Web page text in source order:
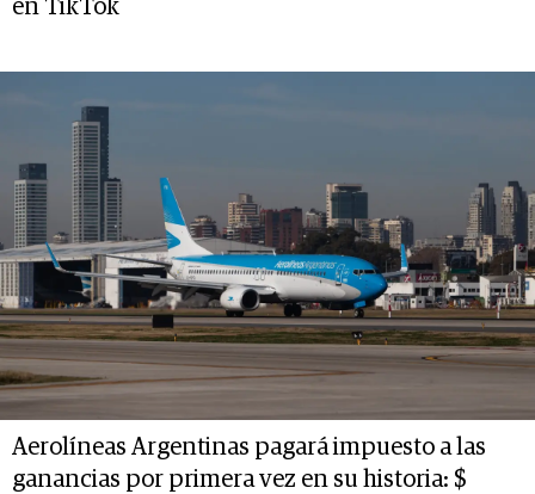
en TikTok
Aerolíneas Argentinas pagará impuesto a las
ganancias por primera vez en su historia: $